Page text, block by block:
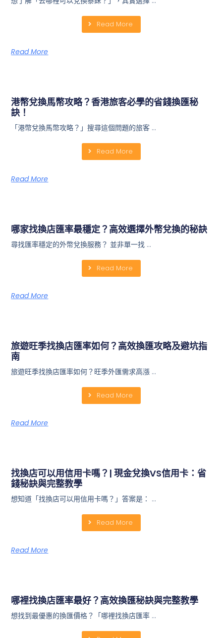
Read More
Read More
港幣兌換馬幣攻略？香港旅客必學的省錢換匯秘
訣！
「港幣兌換馬幣攻略？」搜尋這個問題的旅客 …
Read More
Read More
哪家找換店匯率最穩定？高效選擇外幣兌換的秘訣
尋找匯率穩定的外幣兌換服務？ 並非單一找 …
Read More
Read More
旅遊旺季找換店匯率如何？高效換匯攻略及避坑指
南
旅遊旺季找換店匯率如何？旺季外匯需求高漲 …
Read More
Read More
找換店可以用信用卡嗎？| 現金兌換VS信用卡：省
錢秘訣與完整教學
想知道「找換店可以用信用卡嗎？」答案是： …
Read More
Read More
哪裡找換店匯率最好？高效換匯秘訣與完整教學
想找到最優惠的換匯價格？「哪裡找換店匯率 …